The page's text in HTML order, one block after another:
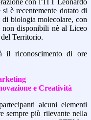
con l’ITT Leonardo
è recentemente dotato di
biologia molecolare, con
non disponibili nè al Liceo
Territorio.
il riconoscimento di ore
e Creatività
alcuni elementi
sempre più rilevante nella